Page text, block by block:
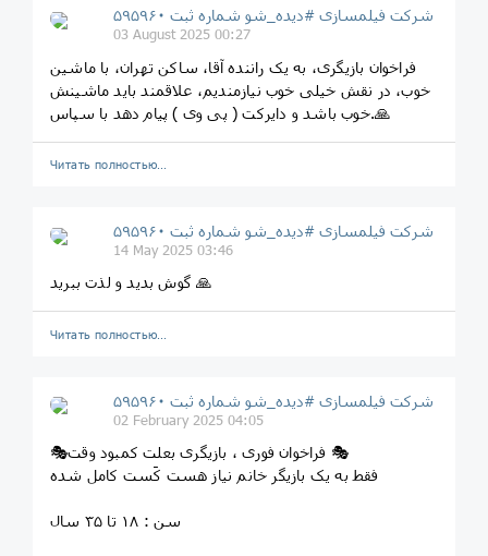
شرکت فیلمسازی #دیده_شو شماره ثبت ۵۹۵۹۶۰
03 August 2025 00:27
فراخوان بازیگری، به یک راننده آقا، ساکن تهران، با ماشین
خوب، در نقش خیلی خوب نیازمندیم، علاقمند باید ماشینش
خوب باشد و دایرکت ( پی وی ) پیام دهد با سپاس.🙏
Читать полностью…
شرکت فیلمسازی #دیده_شو شماره ثبت ۵۹۵۹۶۰
14 May 2025 03:46
گوش بدید و لذت ببرید 🙏
Читать полностью…
شرکت فیلمسازی #دیده_شو شماره ثبت ۵۹۵۹۶۰
02 February 2025 04:05
🎭فراخوان فوری ، بازیگری بعلت کمبود وقت 🎭
فقط به یک بازیگر خانم نیاز هست کَست کامل شده
سن : ١٨ تا ٣۵ سال